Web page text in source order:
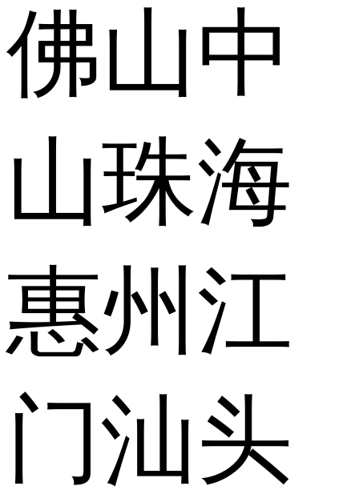
佛山中
山珠海
惠州 江
门汕头